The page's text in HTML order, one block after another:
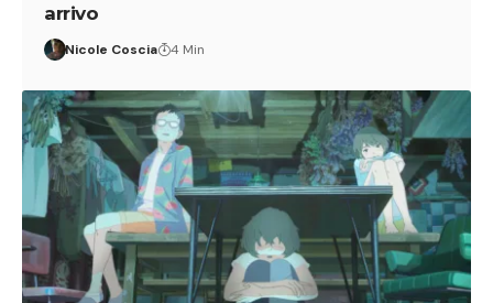
arrivo
Nicole Coscia 4 Min